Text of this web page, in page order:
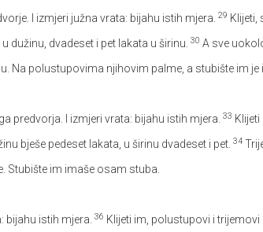
I izmjeri južna vrata: bijahu istih mjera. 29 Klijeti,
dužinu, dvadeset i pet lakata u širinu. 30 A sve
Na polustupovima njihovim palme, a stubište im je
predvorja. I izmjeri vrata: bijahu istih mjera. 33
bješe pedeset lakata, u širinu dvadeset i pet. 34
Stubište im imaše osam stuba.
bijahu istih mjera. 36 Klijeti im, polustupovi i